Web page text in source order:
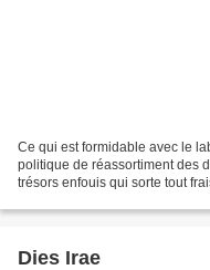
Ce qui est formidable avec le
politique de réassortiment des
trésors enfouis qui sorte tout
Dies Irae